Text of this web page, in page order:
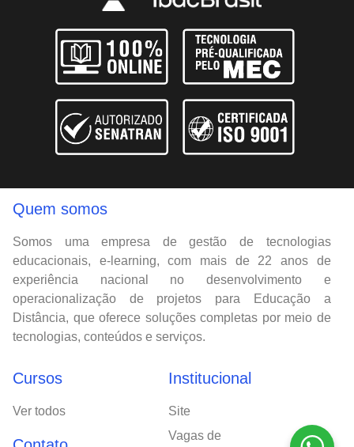
Quem somos
Somos uma empresa de gestão de tecnologias
educacionais, e-learning, com mais de 22 anos de
experiência nacional no desenvolvimento e
operacionalização de projetos para Educação a
Distância, que oferece soluções completas por meio de
tecnologias, conteúdos e serviços.
Cursos
Ver todos
Institucional
Site
Vagas de